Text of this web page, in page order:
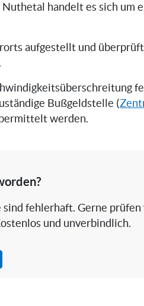
handelt es sich um
aufgestellt und
Bußgeldstelle (
werden.
fehlerhaft. Gerne prüfen
und unverbindlich.